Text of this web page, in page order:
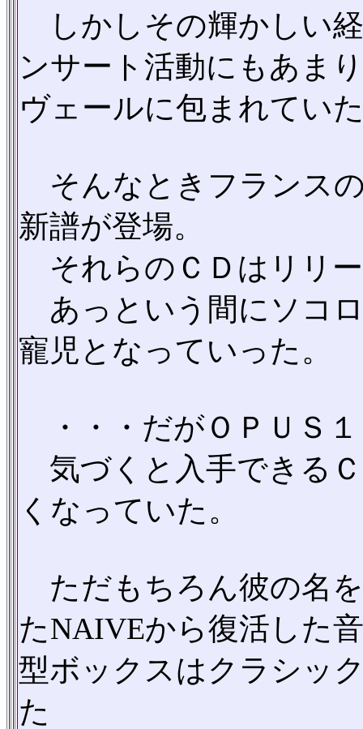
しかしその輝かしい
ンサート活動にもあま
ヴェールに包まれてい
そんなときフランスの
新譜が登場。
それらのＣＤはリリ
あっという間にソコ
寵児となっていった。
・・・だがＯＰＵＳ
気づくと入手できる
くなっていた。
ただもちろん彼の名を
たNAIVEから復活した
型ボックスはクラシッ
た